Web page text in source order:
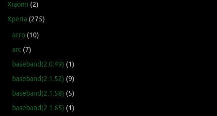
Xiaomi (2)
Xperia (275)
acro (10)
arc (7)
baseband(2.0.49) (1)
baseband(2.1.52) (9)
baseband(2.1.58) (5)
baseband(2.1.65) (1)